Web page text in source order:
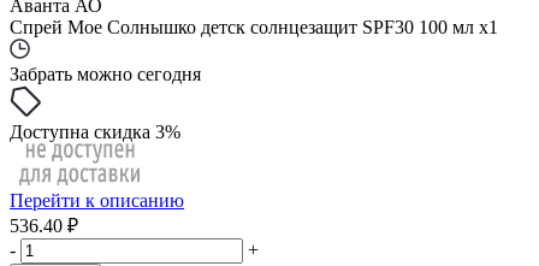
Аванта АО
Спрей Мое Солнышко детск солнцезащит SPF30 100 мл x1
Забрать можно сегодня
Доступна скидка 3%
Перейти к описанию
536.40 ₽
-
+